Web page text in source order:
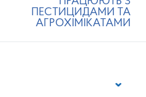
ПЕСТИЦИДАМИ ТА
АГРОХІМІКАТАМИ